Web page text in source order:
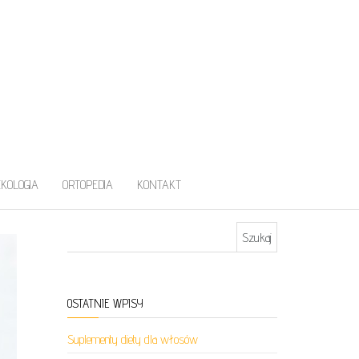
ORTOPEDIA KONTAKT
OSTATNIE WPISY
Suplementy diety dla włosów